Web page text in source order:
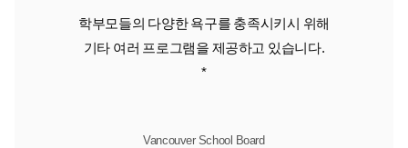
학부모들의 다양한 욕구를 충족시키시 위해
기타 여러 프로그램을 제공하고 있습니다.
*
Vancouver School Board